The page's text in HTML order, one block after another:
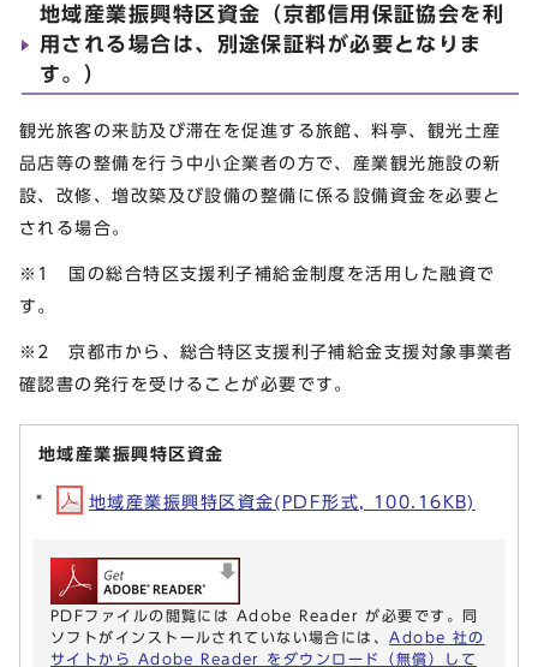
地域産業振興特区資金（京都信用保証協会を利
用される場合は、別途保証料が必要となりま
す。）
観光旅客の来訪及び滞在を促進する旅館、料亭、観光土産
品店等の整備を行う中小企業者の方で、産業観光施設の新
設、改修、増改築及び設備の整備に係る設備資金を必要と
される場合。
※1 国の総合特区支援利子補給金制度を活用した融資で
す。
※2 京都市から、総合特区支援利子補給金支援対象事業者
確認書の発行を受けることが必要です。
地域産業振興特区資金
地域産業振興特区資金(PDF形式, 100.16KB)
PDFファイルの閲覧には Adobe Reader が必要です。同
ソフトがインストールされていない場合には、 Adobe 社の
サイトから Adobe Reader をダウンロード（無償）して